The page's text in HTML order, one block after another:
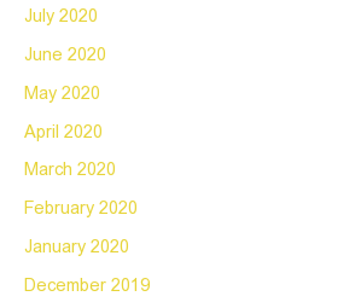
July 2020
June 2020
May 2020
April 2020
March 2020
February 2020
January 2020
December 2019